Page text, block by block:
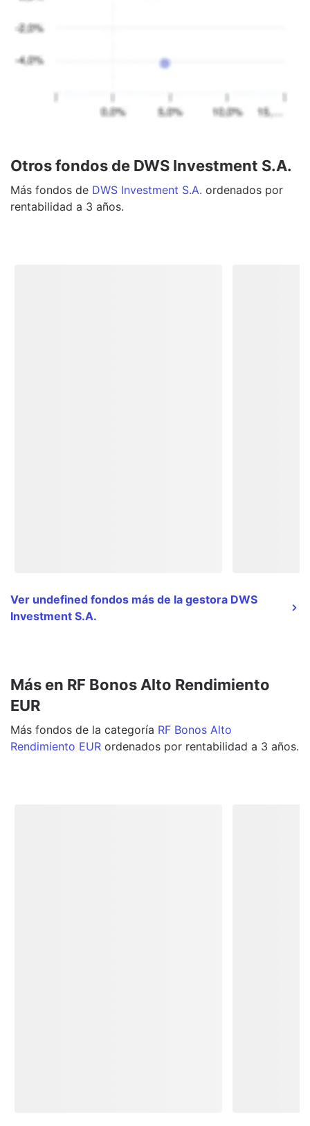
Otros fondos de DWS Investment S.A.
Más fondos de DWS Investment S.A. ordenados por
rentabilidad a 3 años.
Ver undefined fondos más de la gestora DWS
Investment S.A.
Más en RF Bonos Alto Rendimiento
EUR
Más fondos de la categoría RF Bonos Alto
Rendimiento EUR ordenados por rentabilidad a 3 años.